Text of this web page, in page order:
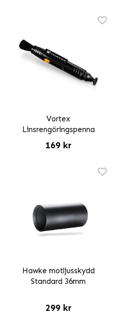
Vortex
Linsrengöringspenna
169 kr
Hawke motljusskydd
Standard 36mm
299 kr